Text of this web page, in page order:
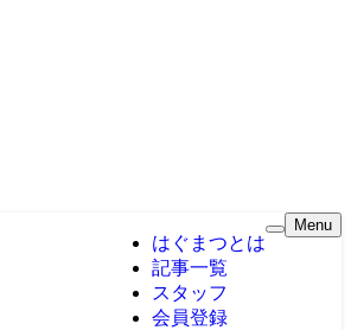
はぐまつとは
記事一覧
スタッフ
会員登録
Menu